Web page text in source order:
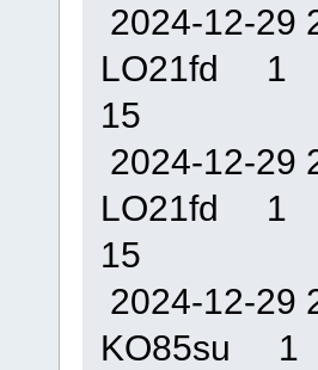
2024-12-
LO21fd 1
15
2024-12-
LO21fd 1
15
2024-12-
KO85su